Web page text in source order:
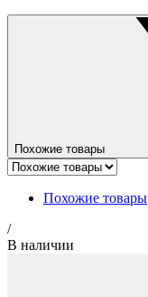
Похожие товары
Похожие товары
/
В наличии